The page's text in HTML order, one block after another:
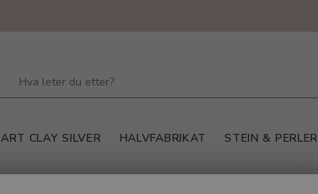
ART CLAY SILVER HALVFABRIKAT STEIN & PERLER